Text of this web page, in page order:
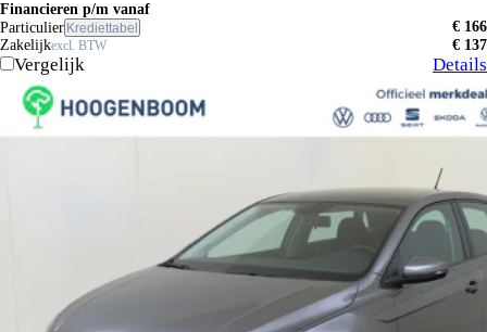
Financieren p/m vanaf
Particulier Krediettabel
€ 166
Zakelijkexcl. BTW € 137
Vergelijk Details